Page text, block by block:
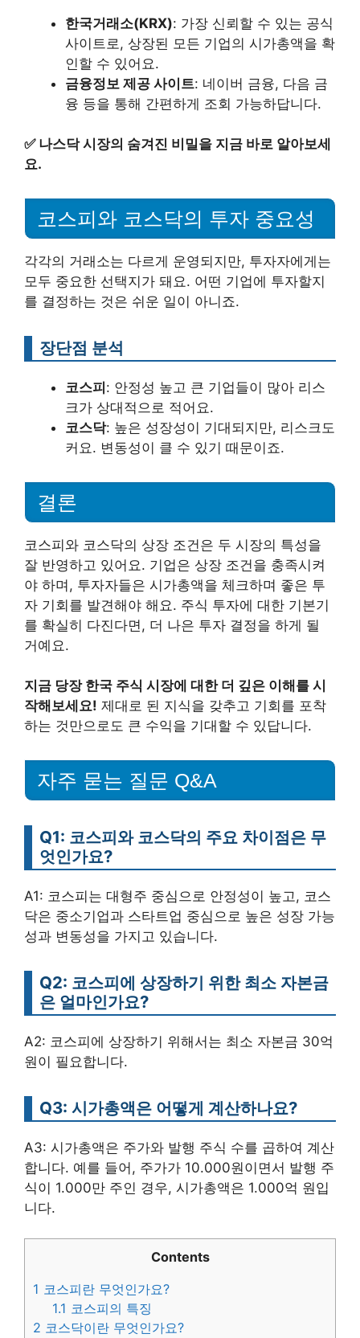
한국거래소(KRX): 가장 신뢰할 수 있는 공식
사이트로, 상장된 모든 기업의 시가총액을 확
인할 수 있어요.
금융정보 제공 사이트: 네이버 금융, 다음 금
융 등을 통해 간편하게 조회 가능하답니다.
✅ 나스닥 시장의 숨겨진 비밀을 지금 바로 알아보세
요.
코스피와 코스닥의 투자 중요성
각각의 거래소는 다르게 운영되지만, 투자자에게는
모두 중요한 선택지가 돼요. 어떤 기업에 투자할지
를 결정하는 것은 쉬운 일이 아니죠.
장단점 분석
코스피: 안정성 높고 큰 기업들이 많아 리스
크가 상대적으로 적어요.
코스닥: 높은 성장성이 기대되지만, 리스크도
커요. 변동성이 클 수 있기 때문이죠.
결론
코스피와 코스닥의 상장 조건은 두 시장의 특성을
잘 반영하고 있어요. 기업은 상장 조건을 충족시켜
야 하며, 투자자들은 시가총액을 체크하며 좋은 투
자 기회를 발견해야 해요. 주식 투자에 대한 기본기
를 확실히 다진다면, 더 나은 투자 결정을 하게 될
거예요.
지금 당장 한국 주식 시장에 대한 더 깊은 이해를 시
작해보세요! 제대로 된 지식을 갖추고 기회를 포착
하는 것만으로도 큰 수익을 기대할 수 있답니다.
자주 묻는 질문 Q&A
Q1: 코스피와 코스닥의 주요 차이점은 무
엇인가요?
A1: 코스피는 대형주 중심으로 안정성이 높고, 코스
닥은 중소기업과 스타트업 중심으로 높은 성장 가능
성과 변동성을 가지고 있습니다.
Q2: 코스피에 상장하기 위한 최소 자본금
은 얼마인가요?
A2: 코스피에 상장하기 위해서는 최소 자본금 30억
원이 필요합니다.
Q3: 시가총액은 어떻게 계산하나요?
A3: 시가총액은 주가와 발행 주식 수를 곱하여 계산
합니다. 예를 들어, 주가가 10.000원이면서 발행 주
식이 1.000만 주인 경우, 시가총액은 1.000억 원입
니다.
Contents
1 코스피란 무엇인가요?
1.1 코스피의 특징
2 코스닥이란 무엇인가요?